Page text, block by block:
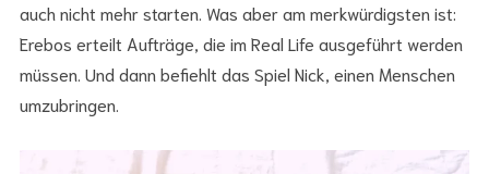
auch nicht mehr starten. Was aber am merkwürdigsten ist:
Erebos erteilt Aufträge, die im Real Life ausgeführt werden
müssen. Und dann befiehlt das Spiel Nick, einen Menschen
umzubringen.